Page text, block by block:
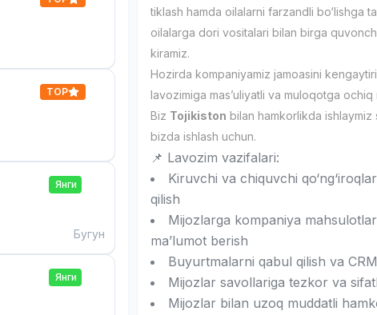
TOP
Янги
Бугун
Янги
tiklash hamda oilalarni farzandli bo‘lishga
oilalarga dori vositalari bilan birga
kiramiz.
Hozirda kompaniyamiz jamoasini
lavozimiga mas’uliyatli va muloqotga
Biz Tojikiston bilan hamkorlikda ishlaymiz
bizda ishlash uchun.
📌 Lavozim vazifalari:
Kiruvchi va chiquvchi
qilish
Mijozlarga kompaniya
ma’lumot berish
Buyurtmalarni qabul qilish va
Mijozlar savollariga tezkor va
Mijozlar bilan uzoq muddatli